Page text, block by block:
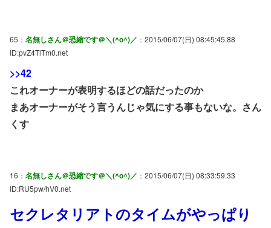
65： 名無しさん＠恐縮です＠＼(^o^)／ ：2015/06/07(日) 08:45:45.88
ID:pvZ4TlTm0.net
>>42
これオーナーが表明するほどの話だったのか
まあオーナーがそう言うんじゃ気にする事もないな。さん
くす
16： 名無しさん＠恐縮です＠＼(^o^)／ ：2015/06/07(日) 08:33:59.33
ID:RU5pw/hV0.net
セクレタリアトのタイムがやっぱり